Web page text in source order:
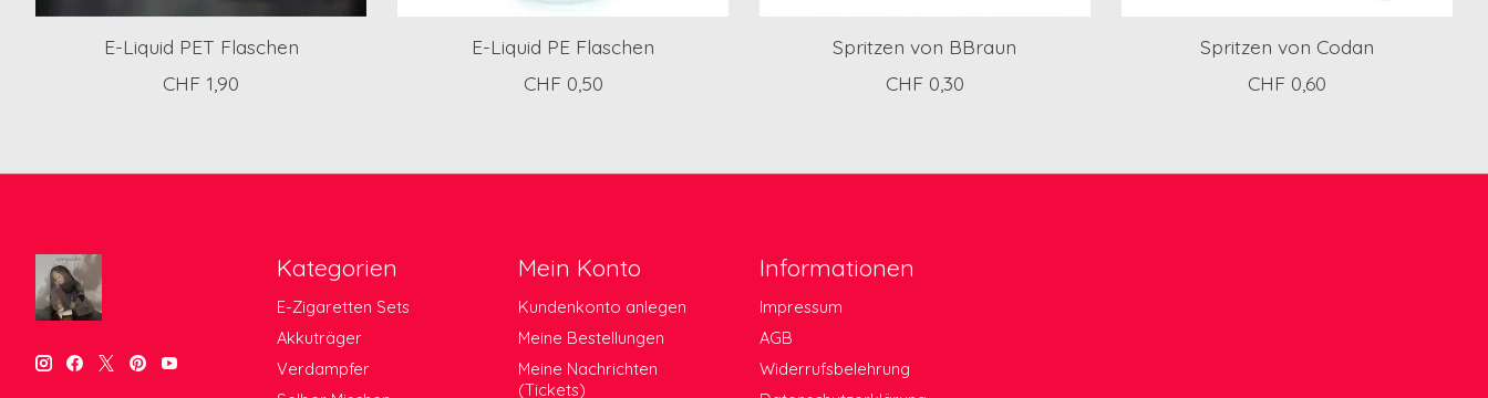
E-Liquid PET Flaschen
CHF 1,90
E-Liquid PE Flaschen
CHF 0,50
Spritzen von BBraun
CHF 0,30
Spritzen von Codan
CHF 0,60
Kategorien
E-Zigaretten Sets
Akkuträger
Verdampfer
Mein Konto
Kundenkonto anlegen
Meine Bestellungen
Meine Nachrichten
(Tickets)
Informationen
Impressum
AGB
Widerrufsbelehrung